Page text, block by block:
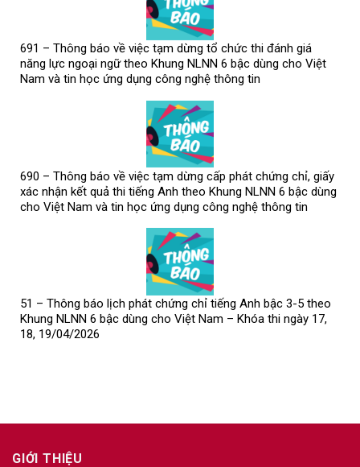
691 – Thông báo về việc tạm dừng tổ chức thi đánh giá
năng lực ngoại ngữ theo Khung NLNN 6 bậc dùng cho Việt
Nam và tin học ứng dụng công nghệ thông tin
690 – Thông báo về việc tạm dừng cấp phát chứng chỉ, giấy
xác nhận kết quả thi tiếng Anh theo Khung NLNN 6 bậc dùng
cho Việt Nam và tin học ứng dụng công nghệ thông tin
51 – Thông báo lịch phát chứng chỉ tiếng Anh bậc 3-5 theo
Khung NLNN 6 bậc dùng cho Việt Nam – Khóa thi ngày 17,
18, 19/04/2026
GIỚI THIỆU